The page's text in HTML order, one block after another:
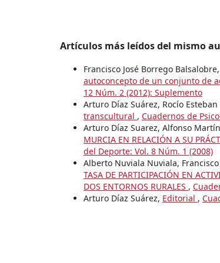
Artículos más leídos del mismo
Francisco José Borrego
autoconcepto de un conjunto de
12 Núm. 2 (2012): Suplemento
Arturo Díaz Suárez, Rocío Esteban
transcultural , Cuadernos de
Arturo Díaz Suarez, Alfonso
MURCIA EN RELACIÓN A SU
del Deporte: Vol. 8 Núm. 1 (2008)
Alberto Nuviala Nuviala,
TASA DE PARTICIPACIÓN EN
DOS ENTORNOS RURALES ,
Arturo Díaz Suárez, Editorial ,